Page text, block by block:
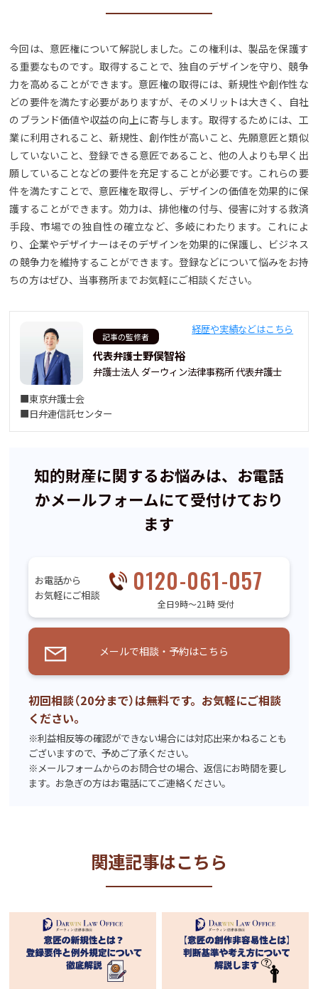
今回は、意匠権について解説しました。この権利は、製品を保護す
る重要なものです。取得することで、独自のデザインを守り、競争
力を高めることができます。意匠権の取得には、新規性や創作性な
どの要件を満たす必要がありますが、そのメリットは大きく、自社
のブランド価値や収益の向上に寄与します。取得するためには、工
業に利用されること、新規性、創作性が高いこと、先願意匠と類似
していないこと、登録できる意匠であること、他の人よりも早く出
願していることなどの要件を充足することが必要です。これらの要
件を満たすことで、意匠権を取得し、デザインの価値を効果的に保
護することができます。効力は、排他権の付与、侵害に対する救済
手段、市場での独自性の確立など、多岐にわたります。これによ
り、企業やデザイナーはそのデザインを効果的に保護し、ビジネス
の競争力を維持することができます。登録などについて悩みをお持
ちの方はぜひ、当事務所までお気軽にご相談ください。
記事の監修者
代表弁護士野俣智裕
弁護士法人 ダーウィン法律事務所 代表弁護士
経歴や実績などはこちら
■東京弁護士会
■日弁連信託センター
知的財産に関するお悩みは、お電話
かメールフォームにて受付けており
ます
お電話から
お気軽にご相談
0120-061-057
全日9時〜21時 受付
メールで相談・予約はこちら
初回相談（20分まで）は無料です。お気軽にご相談
ください。
※利益相反等の確認ができない場合には対応出来かねることも
ございますので、予めご了承ください。
※メールフォームからのお問合せの場合、返信にお時間を要し
ます。お急ぎの方はお電話にてご連絡ください。
関連記事はこちら